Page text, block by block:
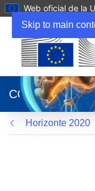
Skip to main
Web oficial de la
abrirá
en
una
nueva
ventana)
CORDIS
Horizonte 2020